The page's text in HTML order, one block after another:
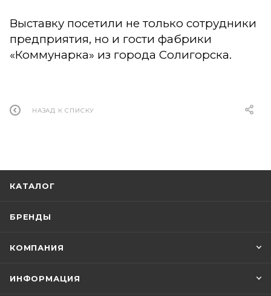
Выставку посетили не только сотрудники
предприятия, но и гости фабрики
«Коммунарка» из города Солигорска.
НАЗАД К СПИСКУ
КАТАЛОГ
БРЕНДЫ
КОМПАНИЯ
ИНФОРМАЦИЯ